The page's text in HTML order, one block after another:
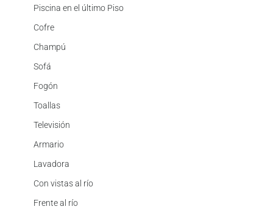
Piscina en el último Piso
Cofre
Champú
Sofá
Fogón
Toallas
Televisión
Armario
Lavadora
Con vistas al río
Frente al río